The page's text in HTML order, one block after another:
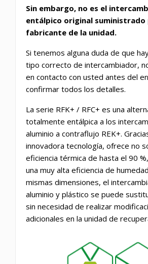
Sin embargo, no es el
entálpico original suministrado
fabricante de la unidad.
Si tenemos alguna duda de que
tipo correcto de intercambiador,
en contacto con usted antes del
confirmar todos los detalles.
La serie RFK+ / RFC+ es una
totalmente entálpica a los
aluminio a contraflujo REK+.
innovadora tecnología, ofrece no
eficiencia térmica de hasta el 90
una muy alta eficiencia de
mismas dimensiones, el
aluminio y plástico se puede
sin necesidad de realizar
adicionales en la unidad de